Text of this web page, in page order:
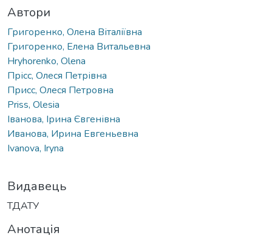
Автори
Григоренко, Олена Віталіївна
Григоренко, Елена Витальевна
Hryhorenko, Olena
Прісс, Олеся Петрівна
Присс, Олеся Петровна
Priss, Olesia
Іванова, Ірина Євгенівна
Иванова, Ирина Евгеньевна
Ivanova, Iryna
Видавець
ТДАТУ
Анотація